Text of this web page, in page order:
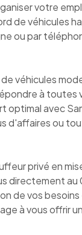
votre
de véhicules
ou par
véhicules
à toutes
optimal avec
d'affaires ou
privé en
directement
de vos
à vous offrir